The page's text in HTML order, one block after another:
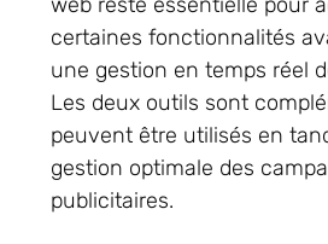
certaines fonctionnalités
une gestion en temps réel
Les deux outils sont
peuvent être utilisés en
gestion optimale des
publicitaires.